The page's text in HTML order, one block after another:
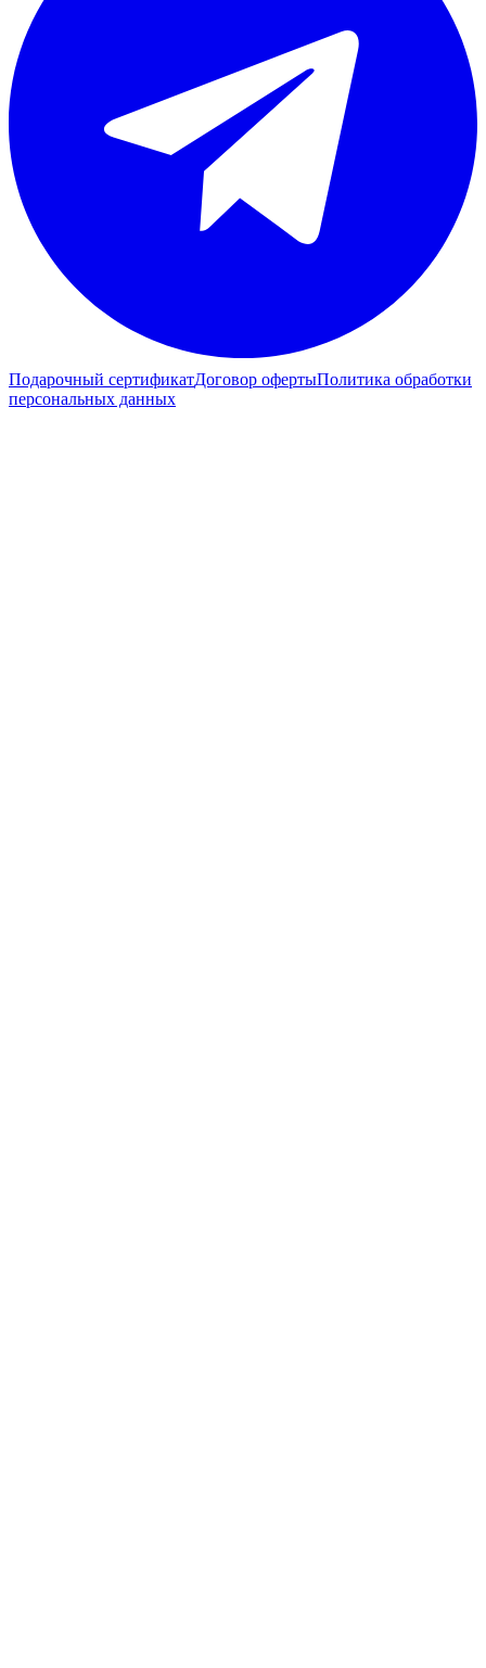
Подарочный сертификатДоговор офертыПолитика обработки
персональных данных